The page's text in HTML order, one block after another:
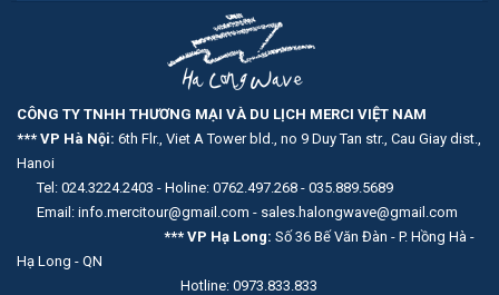
CÔNG TY TNHH THƯƠNG MẠI VÀ DU LỊCH MERCI VIỆT NAM
*** VP Hà Nội: 6th Flr., Viet A Tower bld., no 9 Duy Tan str., Cau Giay dist.,
Hanoi
Tel: 024.3224.2403 - Holine: 0762.497.268 - 035.889.5689
Email: info.mercitour@gmail.com - sales.halongwave@gmail.com
*** VP Hạ Long: Số 36 Bế Văn Đàn - P. Hồng Hà -
Hạ Long - QN
Hotline: 0973.833.833